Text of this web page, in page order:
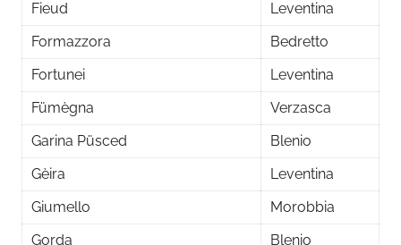
Fieud
Leventina
Formazzora
Bedretto
Fortunei
Leventina
Fümègna
Verzasca
Garina Püsced
Blenio
Gèira
Leventina
Giumello
Morobbia
Gorda
Blenio